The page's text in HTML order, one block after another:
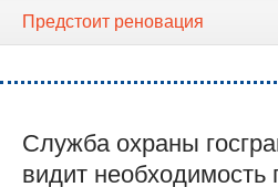
Предстоит реновация
Служба охраны
видит